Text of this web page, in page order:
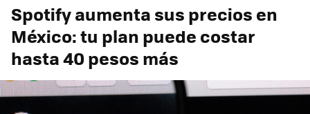
Spotify aumenta sus precios en
México: tu plan puede costar
hasta 40 pesos más